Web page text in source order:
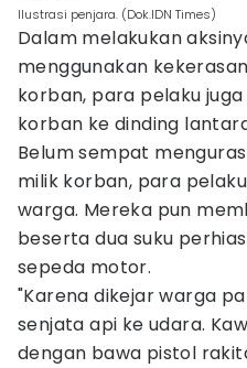
Ilustrasi penjara. (Dok.IDN Times)
Dalam melakukan
menggunakan
korban, para pelaku
korban ke dinding
Belum sempat
milik korban, para
warga. Mereka pun
beserta dua suku
sepeda motor.
"Karena dikejar warga
senjata api ke udara.
dengan bawa pistol